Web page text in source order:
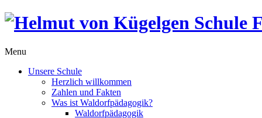
Menu
Unsere Schule
Herzlich willkommen
Zahlen und Fakten
Was ist Waldorfpädagogik?
Waldorfpädagogik